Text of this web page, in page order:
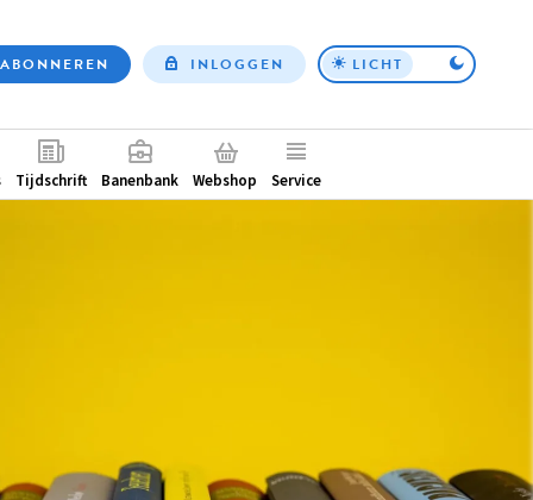
Top
ABONNEREN INLOGGEN LICHT
Tijdschrift Banenbank Webshop Service